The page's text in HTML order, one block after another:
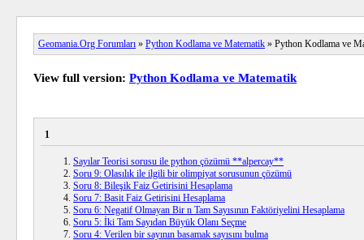
Geomania.Org Forumları » Python Kodlama ve Matematik » Python Kodlama ve
View full version: Python Kodlama ve Matematik
1
Sayılar Teorisi sorusu ile python çözümü **alpercay**
Soru 9: Olasılık ile ilgili bir olimpiyat sorusunun çözümü
Soru 8: Bileşik Faiz Getirisini Hesaplama
Soru 7: Basit Faiz Getirisini Hesaplama
Soru 6: Negatif Olmayan Bir n Tam Sayısının Faktöriyelini Hesaplama
Soru 5: İki Tam Sayıdan Büyük Olanı Seçme
Soru 4: Verilen bir sayının basamak sayısını bulma